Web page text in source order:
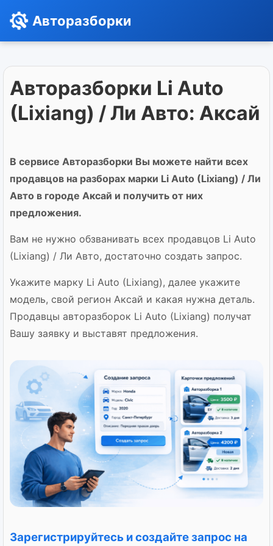
Авторазборки
Авторазборки Li Auto
(Lixiang) / Ли Авто: Аксай
В сервисе Авторазборки Вы можете найти всех
продавцов на разборах марки Li Auto (Lixiang) / Ли
Авто в городе Аксай и получить от них
предложения.
Вам не нужно обзванивать всех продавцов Li Auto
(Lixiang) / Ли Авто, достаточно создать запрос.
Укажите марку Li Auto (Lixiang), далее укажите
модель, свой регион Аксай и какая нужна деталь.
Продавцы авторазборок Li Auto (Lixiang) получат
Вашу заявку и выставят предложения.
Зарегистрируйтесь и создайте запрос на